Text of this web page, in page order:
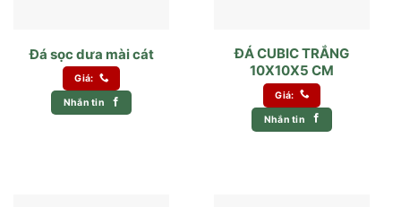
Đá sọc dưa mài cát
Giá:
Nhắn tin
ĐÁ CUBIC TRẮNG
10X10X5 CM
Giá:
Nhắn tin